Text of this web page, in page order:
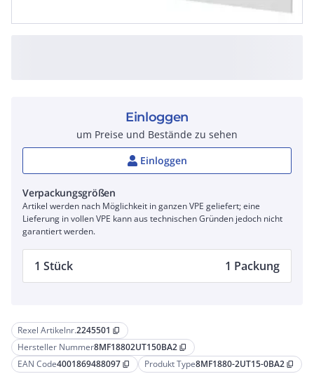
Rexel Artikelnr.2245501 content_copy
Hersteller Nummer8MF18802UT150BA2 content_copy
EAN Code4001869488097 content_copy Produkt Type8MF1880-2UT15-0BA2 content_copy
Einloggen
um Preise und Bestände zu sehen
Einloggen
Verpackungsgrößen
Artikel werden nach Möglichkeit in ganzen VPE geliefert; eine
Lieferung in vollen VPE kann aus technischen Gründen jedoch nicht
garantiert werden.
1 Stück 1 Packung